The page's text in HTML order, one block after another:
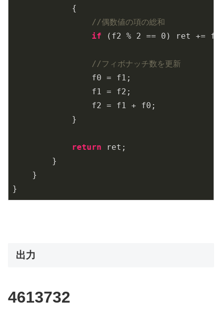
            {
//偶数値の項の総和
if (f2 % 2 == 0 ) ret +=
//フィボナッチ数を更新
                f0 = f1;
                f1 = f2;
                f2 = f1 + f0;
            }
return ret;
        }
    }
}
出力
4613732